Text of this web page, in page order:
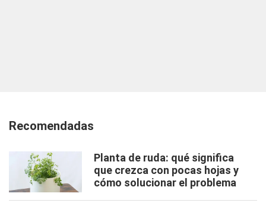
Recomendadas
Planta de ruda: qué significa
que crezca con pocas hojas y
cómo solucionar el problema